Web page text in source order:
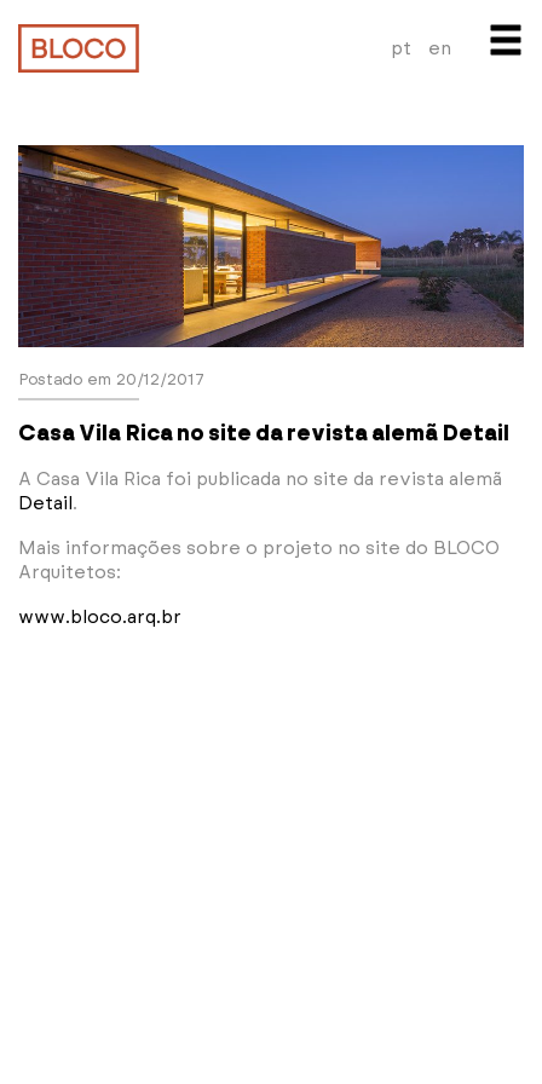
pt en
Postado em 20/12/2017
Casa Vila Rica no site da revista alemã Detail
A Casa Vila Rica foi publicada no site da revista alemã
Detail.
Mais informações sobre o projeto no site do BLOCO
Arquitetos:
www.bloco.arq.br